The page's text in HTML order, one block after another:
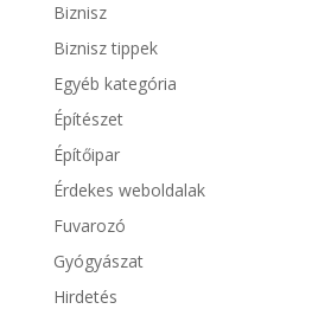
Biznisz
Biznisz tippek
Egyéb kategória
Építészet
Építőipar
Érdekes weboldalak
Fuvarozó
Gyógyászat
Hirdetés